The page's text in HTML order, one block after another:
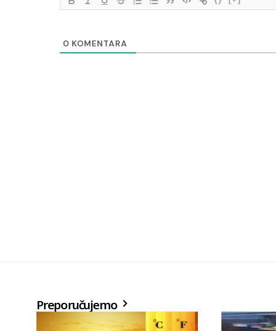
0 KOMENTARA
Preporučujemo